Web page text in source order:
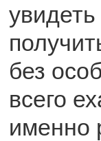
без
всего
именно